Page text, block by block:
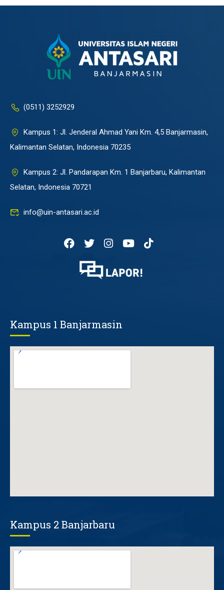
(0511) 3252929
Kampus 1: Jl. Jenderal Ahmad Yani Km. 4,5 Banjarmasin,
Kalimantan Selatan, Indonesia 70235
Kampus 2: Jl. Pandarapan Km. 1 Banjarbaru, Kalimantan
Selatan, Indonesia 70721
info@uin-antasari.ac.id
Kampus 1 Banjarmasin
Kampus 2 Banjarbaru